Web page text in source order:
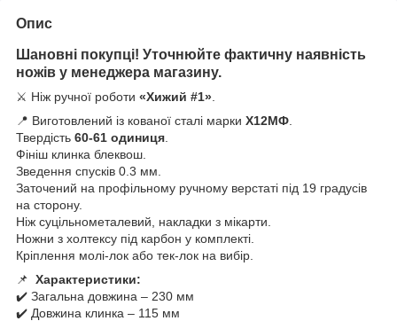
Опис
Шановні покупці! Уточнюйте фактичну наявність
ножів у менеджера магазину.
⚔️ Ніж ручної роботи «Хижий #1»
📍 Виготовлений із кованої сталі марки Х12МФ
Твердість 60-61 одиниця
Фініш клинка блеквош.
Зведення спусків 0.3 мм.
Заточений на профільному ручному верстаті під 19 градусів
на сторону.
Ніж суцільнометалевий, накладки з мікарти.
Ножни з холтексу під карбон у комплекті.
Кріплення молі-лок або тек-лок на вибір.
📌 Характеристики:
✔️ Загальна довжина – 230 мм
✔️ Довжина клинка – 115 мм